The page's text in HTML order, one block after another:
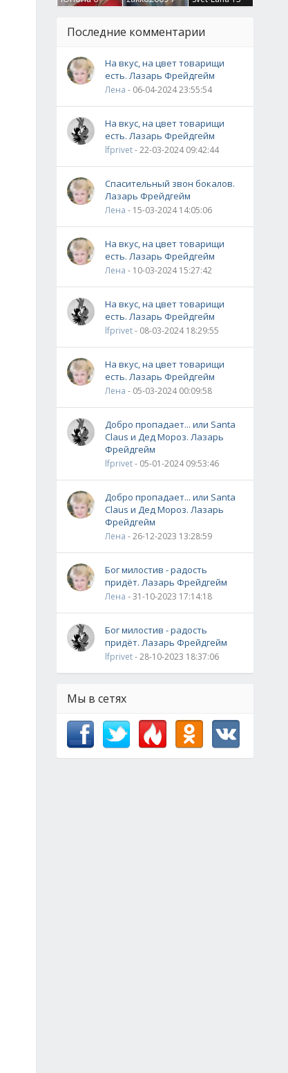
Последние комментарии
На вкус, на цвет товарищи
есть. Лазарь Фрейдгейм
Лена - 06-04-2024 23:55:54
На вкус, на цвет товарищи
есть. Лазарь Фрейдгейм
lfprivet- 22-03-2024 09:42:44
Спасительный звон бокалов.
Лазарь Фрейдгейм
Лена - 15-03-2024 14:05:06
На вкус, на цвет товарищи
есть. Лазарь Фрейдгейм
Лена - 10-03-2024 15:27:42
На вкус, на цвет товарищи
есть. Лазарь Фрейдгейм
lfprivet- 08-03-2024 18:29:55
На вкус, на цвет товарищи
есть. Лазарь Фрейдгейм
Лена - 05-03-2024 00:09:58
Добро пропадает... или Santa
Claus и Дед Мороз. Лазарь
Фрейдгейм
lfprivet- 05-01-2024 09:53:46
Добро пропадает... или Santa
Claus и Дед Мороз. Лазарь
Фрейдгейм
Лена - 26-12-2023 13:28:59
Бог милостив - радость
придёт. Лазарь Фрейдгейм
Лена - 31-10-2023 17:14:18
Бог милостив - радость
придёт. Лазарь Фрейдгейм
lfprivet- 28-10-2023 18:37:06
Мы в сетях